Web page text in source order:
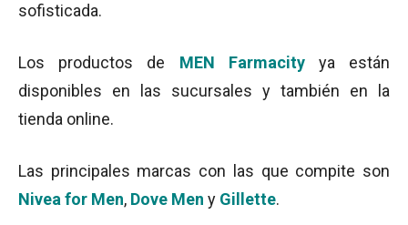
sofisticada.
Los productos de MEN Farmacity
ya están
disponibles en las sucursales y también en la
tienda online.
Las principales marcas con las que compite son
Nivea for Men, Dove Men y Gillette.